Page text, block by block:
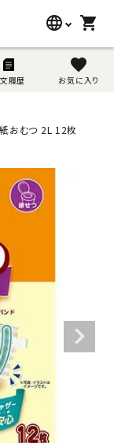
language shopping_cart
履歴
favorite
お気に入り
search
員登録
おむつ 2L 12枚